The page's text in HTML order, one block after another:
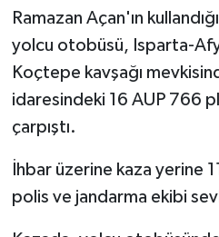
Ramazan Açan'ın
yolcu otobüsü, Isparta-
Koçtepe kavşağı
idaresindeki 16 AUP 766
çarpıştı.
İhbar üzerine kaza yerine
polis ve jandarma ekibi